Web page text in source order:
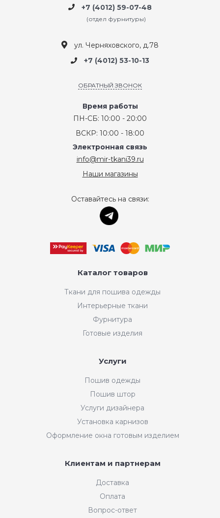
+7 (4012) 59-07-48
(отдел фурнитуры)
ул. Черняховского, д.78
+7 (4012) 53-10-13
ОБРАТНЫЙ ЗВОНОК
Время работы
ПН-СБ: 10:00 - 20:00
ВСКР: 10:00 - 18:00
Электронная связь
info@mir-tkani39.ru
Наши магазины
Оставайтесь на связи:
Каталог товаров
Ткани для пошива одежды
Интерьерные ткани
Фурнитура
Готовые изделия
Услуги
Пошив одежды
Пошив штор
Услуги дизайнера
Установка карнизов
Оформление окна готовым изделием
Клиентам и партнерам
Доставка
Оплата
Вопрос-ответ